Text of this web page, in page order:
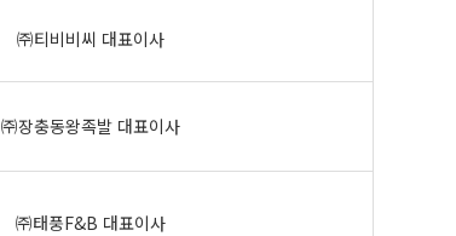
㈜티비비씨 대표이사
㈜장충동왕족발 대표이사
㈜태풍F&B 대표이사